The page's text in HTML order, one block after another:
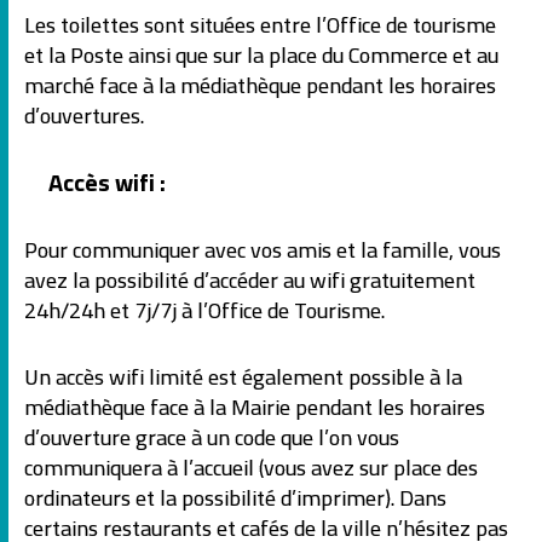
Les toilettes sont situées entre l’Office de tourisme
et la Poste ainsi que sur la place du Commerce et au
marché face à la médiathèque pendant les horaires
d’ouvertures.
Accès wifi :
Pour communiquer avec vos amis et la famille, vous
avez la possibilité d’accéder au wifi gratuitement
24h/24h et 7j/7j à l’Office de Tourisme.
Un accès wifi limité est également possible à la
médiathèque face à la Mairie pendant les horaires
d’ouverture grace à un code que l’on vous
communiquera à l’accueil (vous avez sur place des
ordinateurs et la possibilité d’imprimer). Dans
certains restaurants et cafés de la ville n’hésitez pas